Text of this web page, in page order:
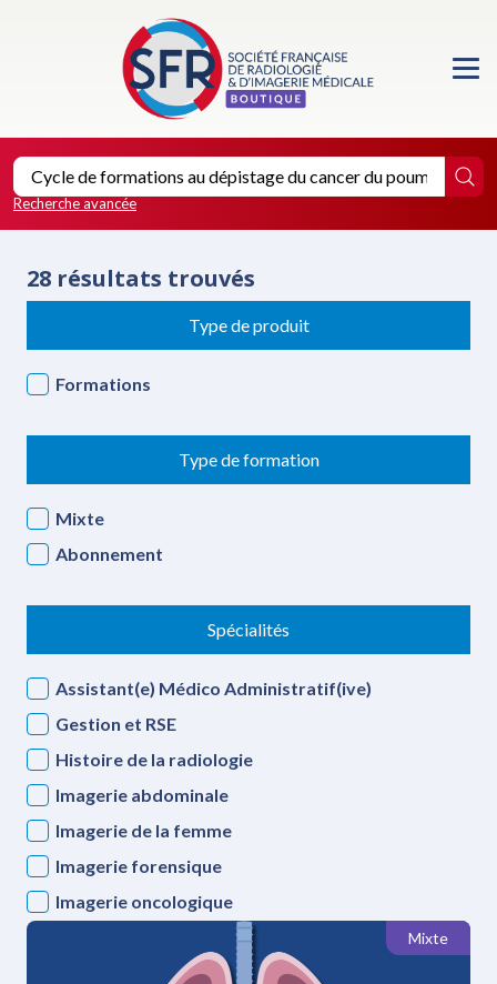
Accueil
Formations
Les essentiels de la SFR
Location de salle
Faire un don
Recherche avancée
28 résultats trouvés
Type de produit
Formations
Type de formation
Mixte
Abonnement
Spécialités
Assistant(e) Médico Administratif(ive)
Gestion et RSE
Histoire de la radiologie
Imagerie abdominale
Imagerie de la femme
Imagerie forensique
Imagerie oncologique
Imagerie ostéo-articulaire
Mixte